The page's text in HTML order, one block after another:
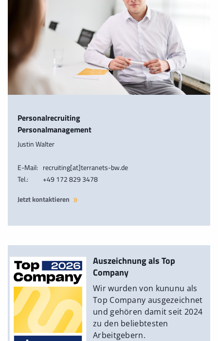
Personalrecruiting
Personalmanagement
Justin Walter
E-Mail: recruiting[at]terranets-bw.de
Tel.:
+49 172 829 3478
Jetzt kontaktieren
Auszeichnung als Top
Company
Wir wurden von kununu als
Top Company ausgezeichnet
und gehören damit seit 2024
zu den beliebtesten
Arbeitgebern.